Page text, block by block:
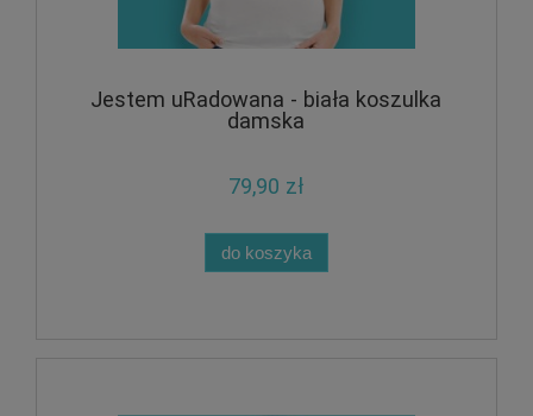
Jestem uRadowana - biała koszulka
damska
79,90 zł
do koszyka